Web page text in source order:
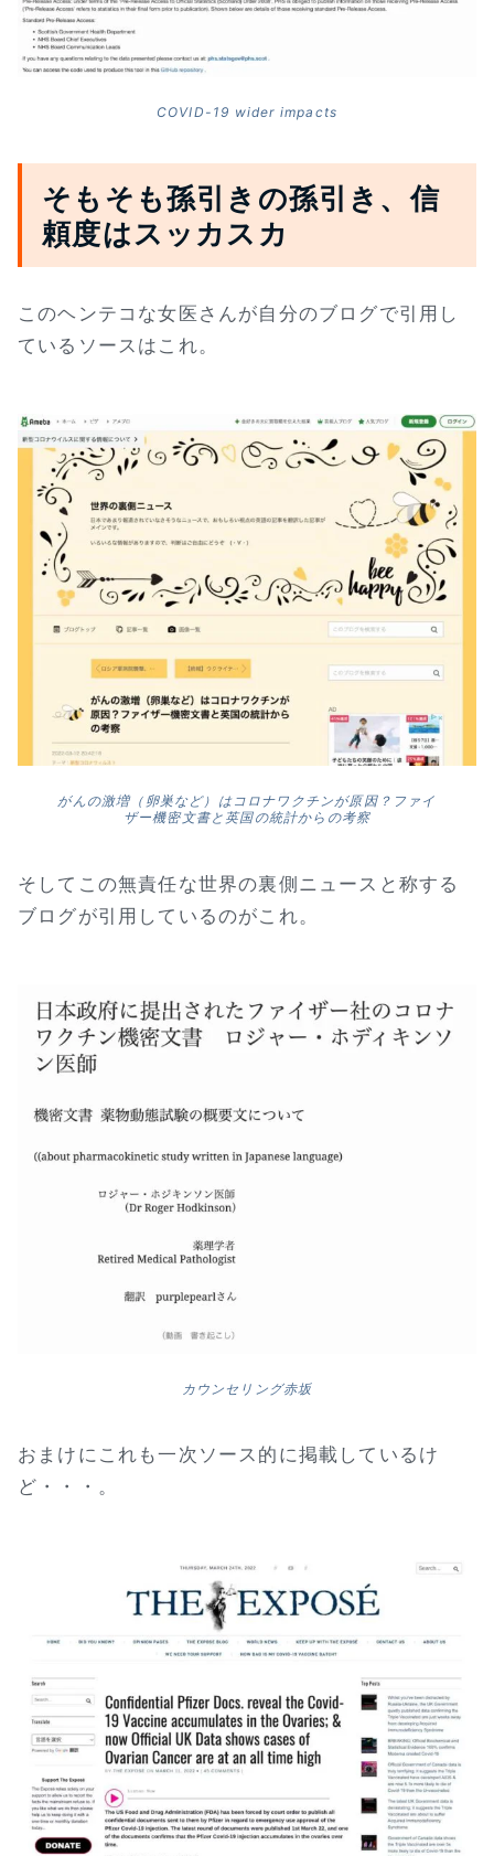
COVID-19 wider impacts
そもそも孫引きの孫引き、信
頼度はスッカスカ
このヘンテコな女医さんが自分のブログで引用し
ているソースはこれ。
がんの激増（卵巣など）はコロナワクチンが原因？ファイ
ザー機密文書と英国の統計からの考察
そしてこの無責任な世界の裏側ニュースと称する
ブログが引用しているのがこれ。
カウンセリング赤坂
おまけにこれも一次ソース的に掲載しているけ
ど・・・。